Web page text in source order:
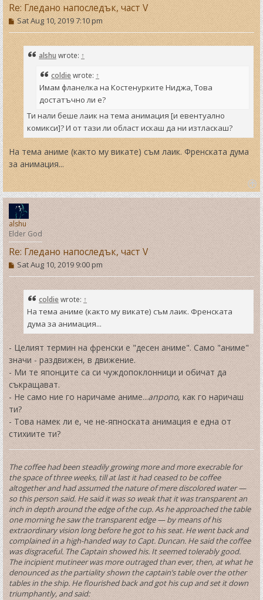
Re: Гледано напоследък, част V
P
o
s
t
Sat Aug 10, 2019 7:10 pm
alshu wrote: ↑
coldiewrote: ↑
Имам фланелка на Костенурките Ниджа, Това
достатъчно ли е?
Ти нали беше лаик на тема анимация [и евентуално
комикси]? И от тази ли област искаш да ни изтласкаш?
На тема аниме (както му викате) съм лаик. Френската дума
за анимация...
T
o
p
alshu
Elder God
Re: Гледано напоследък, част V
P
o
s
t
Sat Aug 10, 2019 9:00 pm
coldiewrote: ↑
На тема аниме (както му викате) съм лаик. Френската
дума за анимация...
- Целият термин на френски е "десен аниме". Само "аниме"
значи - раздвижен, в движение.
- Ми те японците са си чуждопоклонници и обичат да
съкращават.
- Не само ние го наричаме аниме...апропо, как го наричаш
ти?
- Това намек ли е, че не-япноската анимация е една от
стихиите ти?
The coffee had been steadily growing more and more execrable for
the space of three weeks, till at last it had ceased to be coffee
altogether and had assumed the nature of mere discolored water —
so this person said. He said it was so weak that it was transparent an
inch in depth around the edge of the cup. As he approached the table
one morning he saw the transparent edge — by means of his
extraordinary vision long before he got to his seat. He went back and
complained in a high-handed way to Capt. Duncan. He said the coffee
was disgraceful. The Captain showed his. It seemed tolerably good.
The incipient mutineer was more outraged than ever, then, at what he
denounced as the partiality shown the captain’s table over the other
tables in the ship. He flourished back and got his cup and set it down
triumphantly, and said: